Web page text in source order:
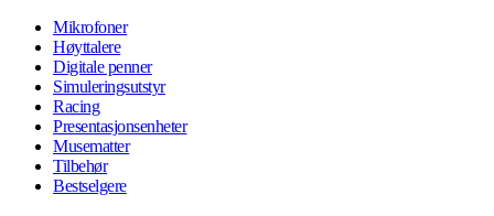
Mikrofoner
Høyttalere
Digitale penner
Simuleringsutstyr
Racing
Presentasjonsenheter
Musematter
Tilbehør
Bestselgere